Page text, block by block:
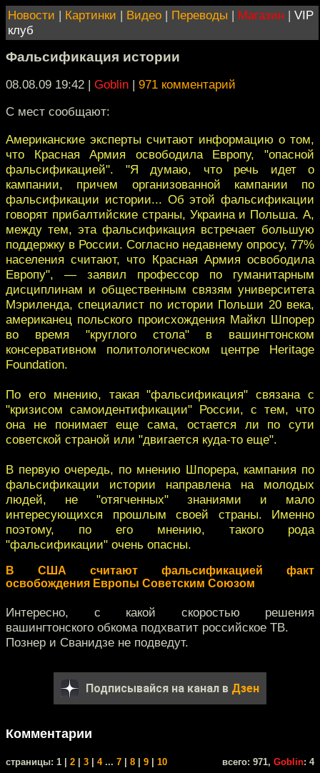
Новости | Картинки | Видео | Переводы | Магазин | VIP
клуб
Фальсификация истории
08.08.09 19:42 | Goblin | 971 комментарий
С мест сообщают:
Американские эксперты считают информацию о том,
что Красная Армия освободила Европу, "опасной
фальсификацией". "Я думаю, что речь идет о
кампании, причем организованной кампании по
фальсификации истории... Об этой фальсификации
говорят прибалтийские страны, Украина и Польша. А,
между тем, эта фальсификация встречает большую
поддержку в России. Согласно недавнему опросу, 77%
населения считают, что Красная Армия освободила
Европу", — заявил профессор по гуманитарным
дисциплинам и общественным связям университета
Мэриленда, специалист по истории Польши 20 века,
американец польского происхождения Майкл Шпорер
во время "круглого стола" в вашингтонском
консервативном политологическом центре Heritage
Foundation.
По его мнению, такая "фальсификация" связана с
"кризисом самоидентификации" России, с тем, что
она не понимает еще сама, остается ли по сути
советской страной или "двигается куда-то еще".
В первую очередь, по мнению Шпорера, кампания по
фальсификации истории направлена на молодых
людей, не "отягченных" знаниями и мало
интересующихся прошлым своей страны. Именно
поэтому, по его мнению, такого рода
"фальсификации" очень опасны.
В США считают фальсификацией факт
освобождения Европы Советским Союзом
Интересно, с какой скоростью решения
вашингтонского обкома подхватит российское ТВ.
Познер и Сванидзе не подведут.
Подписывайся на канал в Дзен
Комментарии
cтраницы: 1 | 2 3 4... 7 8 9 10 всего: 971, Goblin: 4